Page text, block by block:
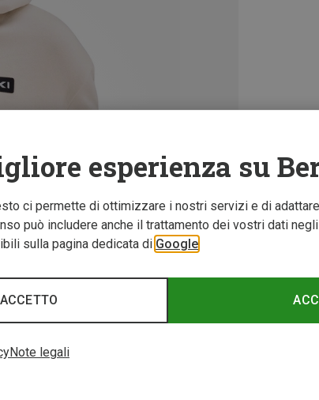
esperienza su
ci permette di ottimizzare i nostri servizi e di
può includere anche il trattamento dei vostri dati
sulla pagina dedicata di Google
Note legali